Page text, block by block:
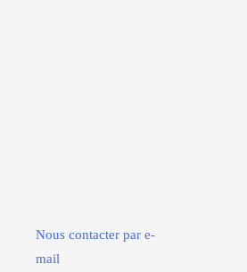
Nous contacter par e-
mail